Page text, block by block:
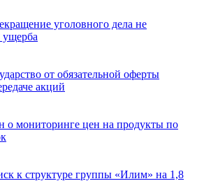
уголовного дела не
ущерба
от обязательной оферты
акций
о мониторинге цен на продукты по
к структуре группы «Илим» на 1,8